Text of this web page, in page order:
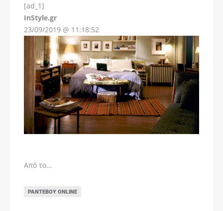
[ad_1]
InStyle.gr
23/09/2019 @ 11:18:52
Από το…
ΡΑΝΤΕΒΟΎ ONLINE